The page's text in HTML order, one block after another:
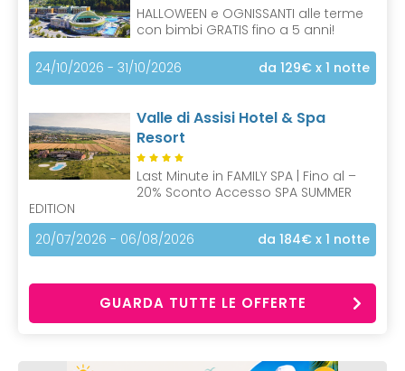
HALLOWEEN e OGNISSANTI alle terme
con bimbi GRATIS fino a 5 anni!
24/10/2026 - 31/10/2026 da 129€ x 1 notte
Valle di Assisi Hotel & Spa
Resort
Last Minute in FAMILY SPA | Fino al –
20% Sconto Accesso SPA SUMMER
EDITION
20/07/2026 - 06/08/2026
da 184€ x 1 notte
GUARDA TUTTE LE OFFERTE